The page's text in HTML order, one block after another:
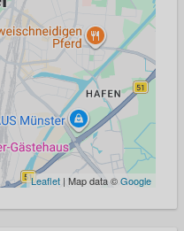
Leaflet | Map data ©Google